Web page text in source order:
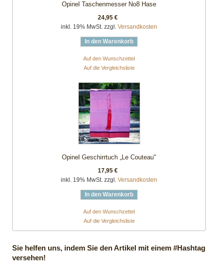
Opinel Taschenmesser No8 Hase
24,95 €
inkl. 19% MwSt. zzgl. Versandkosten
In den Warenkorb
Auf den Wunschzettel
Auf die Vergleichsliste
Opinel Geschirrtuch „Le Couteau"
17,95 €
inkl. 19% MwSt. zzgl. Versandkosten
In den Warenkorb
Auf den Wunschzettel
Auf die Vergleichsliste
Sie helfen uns, indem Sie den Artikel mit einem #Hashtag
versehen!